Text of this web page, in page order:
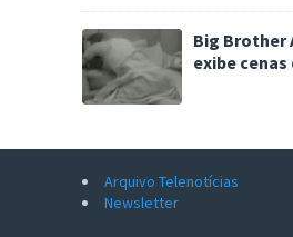
Big Brother
exibe cenas
Arquivo Telenotícias
Newsletter